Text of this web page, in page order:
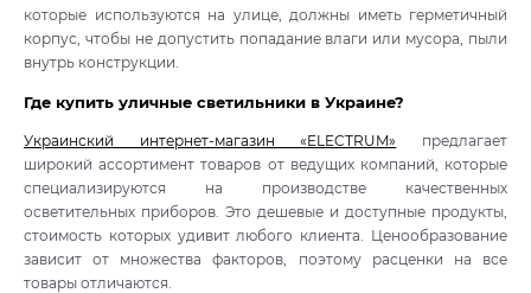
которые используются на улице, должны иметь герметичный
корпус, чтобы не допустить попадание влаги или мусора, пыли
внутрь конструкции.
Где купить уличные светильники в Украине?
Украинский интернет-магазин «ELECTRUM» предлагает
широкий ассортимент товаров от ведущих компаний, которые
специализируются на производстве качественных
осветительных приборов. Это дешевые и доступные продукты,
стоимость которых удивит любого клиента. Ценообразование
зависит от множества факторов, поэтому расценки на все
товары отличаются.